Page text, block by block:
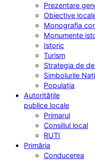
Prezentare
Obiective
Monografia
Monumente
Istoric
Turism
Strategia de
Simbolurile
Populația
Autoritățile
publice locale
Primarul
Consiliul local
RUTI
Primăria
Conducerea